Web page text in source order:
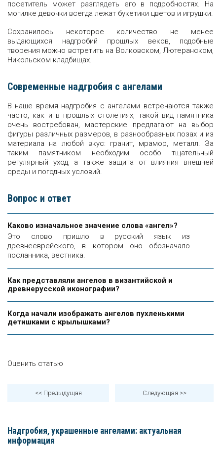
посетитель может разглядеть его в подробностях. На
могилке девочки всегда лежат букетики цветов и игрушки.
Сохранилось некоторое количество не менее
выдающихся надгробий прошлых веков, подобные
творения можно встретить на Волковском, Лютеранском,
Никольском кладбищах.
Современные надгробия с ангелами
В наше время надгробия с ангелами встречаются также
часто, как и в прошлых столетиях, такой вид памятника
очень востребован, мастерские предлагают на выбор
фигуры различных размеров, в разнообразных позах и из
материала на любой вкус: гранит, мрамор, металл. За
таким памятником необходим особо тщательный
регулярный уход, а также защита от влияния внешней
среды и погодных условий.
Вопрос и ответ
Каково изначальное значение слова «ангел»?
Это слово пришло в русский язык из
древнееврейского, в котором оно обозначало
посланника, вестника.
Как представляли ангелов в византийской и
древнерусской иконографии?
Когда начали изображать ангелов пухленькими
детишками с крылышками?
Оценить статью
<< Предыдущая Следующая >>
Надгробия, украшенные ангелами: актуальная
информация